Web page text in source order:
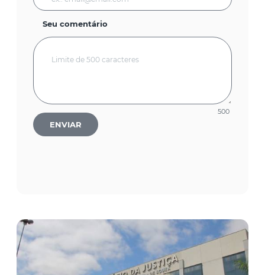
Seu comentário
500
ENVIAR